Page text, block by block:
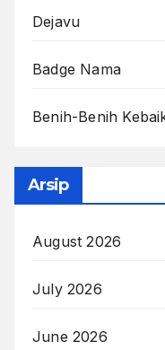
Dejavu
Badge Nama
Benih-Benih
Arsip
August 2026
July 2026
June 2026